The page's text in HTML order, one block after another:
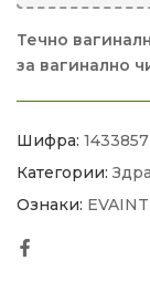
Течно
за вагинално
Шифра: 1433857
Категории:
Ознаки: